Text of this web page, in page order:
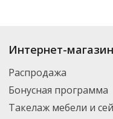
Купить
выбрать нужный товар и
транспортной компанией
Интернет-магазин
Распродажа
Бонусная программа
Такелаж мебели и